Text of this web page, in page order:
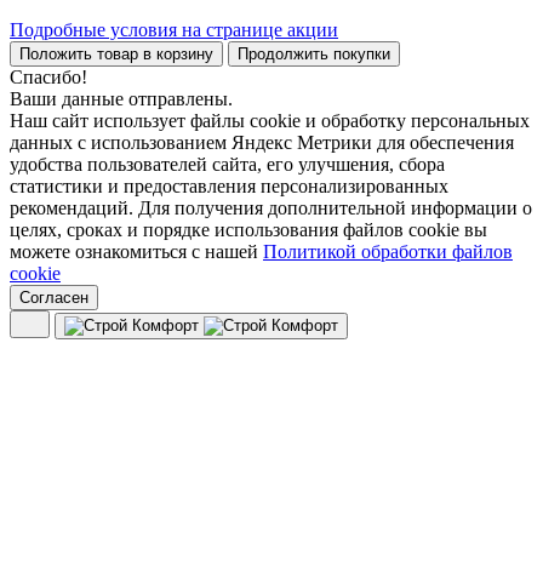
Подробные условия на странице акции
Положить товар в корзину Продолжить покупки
Спасибо!
Ваши данные отправлены.
Наш сайт использует файлы cookie и обработку персональных
данных с использованием Яндекс Метрики для обеспечения
удобства пользователей сайта, его улучшения, сбора
статистики и предоставления персонализированных
рекомендаций. Для получения дополнительной информации о
целях, сроках и порядке использования файлов cookie вы
можете ознакомиться с нашей Политикой обработки файлов
cookie
Согласен